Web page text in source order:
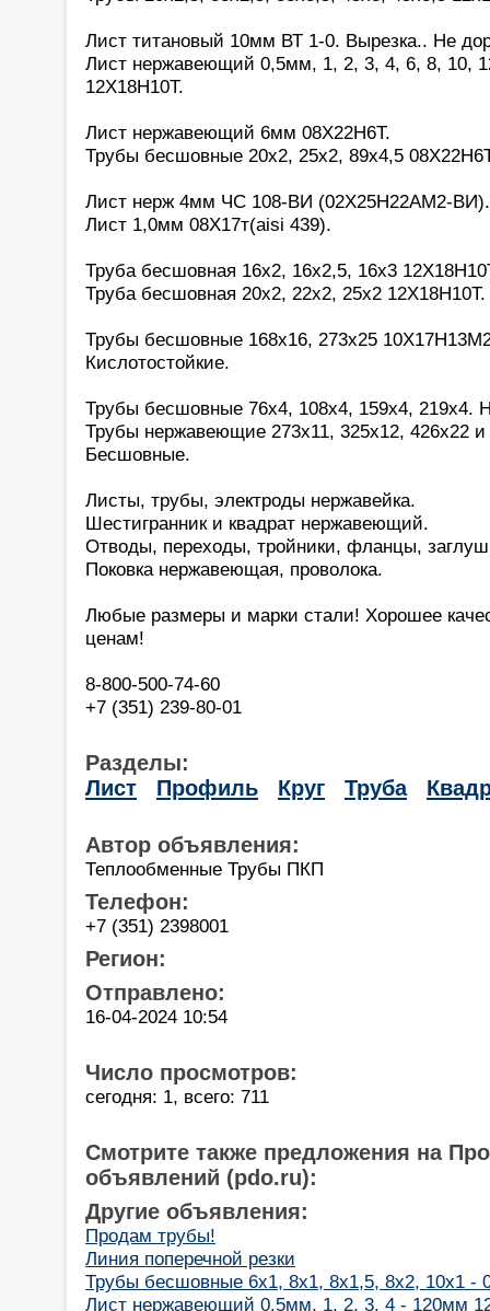
Лист титановый 10мм ВТ 1-0. Вырезка.. Не
Лист нержавеющий 0,5мм, 1, 2, 3, 4, 6, 8, 10,
12Х18Н10Т.
Лист нержавеющий 6мм 08Х22Н6Т.
Трубы бесшовные 20х2, 25х2, 89х4,5
Лист нерж 4мм ЧС 108-ВИ (02Х25Н22АМ2-ВИ).
Лист 1,0мм 08Х17т(aisi 439).
Труба бесшовная 16х2, 16х2,5, 16х3
Труба бесшовная 20х2, 22х2, 25х2 12Х18Н10Т.
Трубы бесшовные 168х16, 273х25
Кислотостойкие.
Трубы бесшовные 76х4, 108х4, 159х4, 219х4.
Трубы нержавеющие 273х11, 325х12, 426х22 и
Бесшовные.
Листы, трубы, электроды нержавейка.
Шестигранник и квадрат нержавеющий.
Отводы, переходы, тройники, фланцы,
Поковка нержавеющая, проволока.
Любые размеры и марки стали! Хорошее
ценам!
8-800-500-74-60
+7 (351) 239-80-01
Разделы:
Лист
Профиль Круг Труба
Автор объявления:
Теплообменные Трубы ПКП
Телефон:
+7 (351) 2398001
Регион:
Отправлено:
16-04-2024 10:54
Число просмотров:
сегодня: 1, всего: 711
Смотрите также предложения на
объявлений (pdo.ru):
Другие объявления:
Продам трубы!
Линия поперечной резки
Трубы бесшовные 6х1, 8х1, 8х1,5, 8х2, 10х1 -
Лист нержавеющий 0,5мм, 1, 2, 3, 4 - 120мм